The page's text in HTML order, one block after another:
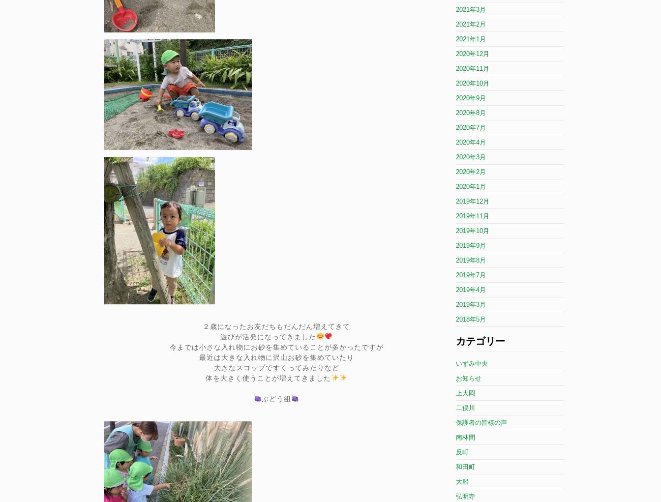
２歳になったお友だちもだんだん増えてきて
遊びが活発になってきました
今までは小さな入れ物にお砂を集めていることが多かったですが
最近は大きな入れ物に沢山お砂を集めていたり
大きなスコップですくってみたりなど
体を大きく使うことが増えてきました
ぶどう組
2021年3月
2021年2月
2021年1月
2020年12月
2020年11月
2020年10月
2020年9月
2020年8月
2020年7月
2020年4月
2020年3月
2020年2月
2020年1月
2019年12月
2019年11月
2019年10月
2019年9月
2019年8月
2019年7月
2019年4月
2019年3月
2018年5月
カテゴリー
いずみ中央
お知らせ
上大岡
二俣川
保護者の皆様の声
南林間
反町
和田町
大船
弘明寺